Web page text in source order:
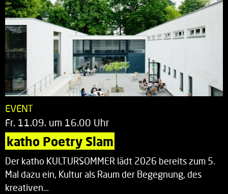
EVENT
Fr. 11.09. um 16.00 Uhr
katho Poetry Slam
Der katho KULTURSOMMER lädt 2026 bereits zum 5.
Mal dazu ein, Kultur als Raum der Begegnung, des
kreativen…